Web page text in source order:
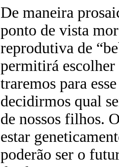
De maneira
ponto de vista
reprodutiva de
permitirá
traremos para
decidirmos qual
de nossos filhos.
estar
poderão ser o